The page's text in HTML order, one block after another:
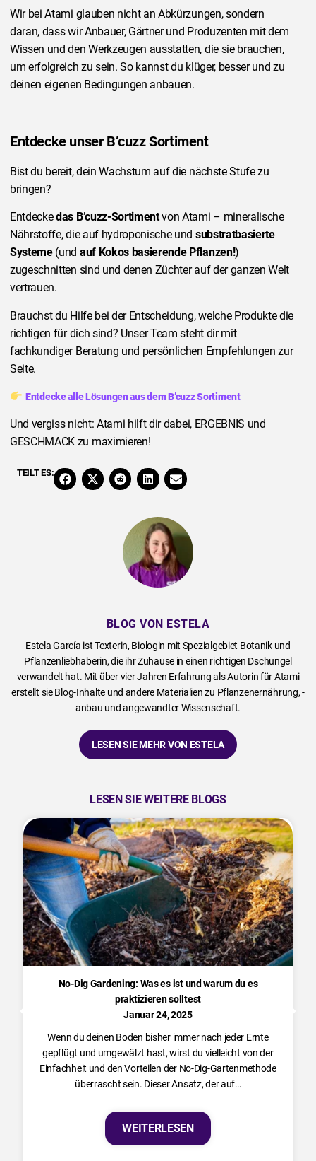
Wir bei Atami glauben nicht an Abkürzungen, sondern
daran, dass wir Anbauer, Gärtner und Produzenten mit dem
Wissen und den Werkzeugen ausstatten, die sie brauchen,
um erfolgreich zu sein. So kannst du klüger, besser und zu
deinen eigenen Bedingungen anbauen.
Entdecke unser B’cuzz Sortiment
Bist du bereit, dein Wachstum auf die nächste Stufe zu
bringen?
Entdeckedas B’cuzz-Sortimentvon Atami – mineralische
Nährstoffe, die auf hydroponische und substratbasierte
Systeme(und auf Kokos basierende Pflanzen!)
zugeschnitten sind und denen Züchter auf der ganzen Welt
vertrauen.
Brauchst du Hilfe bei der Entscheidung, welche Produkte die
richtigen für dich sind? Unser Team steht dir mit
fachkundiger Beratung und persönlichen Empfehlungen zur
Seite.
Entdecke alle Lösungen aus dem B’cuzz Sortiment
Und vergiss nicht: Atami hilft dir dabei, ERGEBNIS und
GESCHMACK zu maximieren!
TEILT ES:
BLOG VON ESTELA
Estela García ist Texterin, Biologin mit Spezialgebiet Botanik und
Pflanzenliebhaberin, die ihr Zuhause in einen richtigen Dschungel
verwandelt hat. Mit über vier Jahren Erfahrung als Autorin für Atami
erstellt sie Blog-Inhalte und andere Materialien zu Pflanzenernährung, -
anbau und angewandter Wissenschaft.
LESEN SIE MEHR VON ESTELA
LESEN SIE WEITERE BLOGS
No-Dig Gardening: Was es ist und warum du es
praktizieren solltest
Januar 24, 2025
Wenn du deinen Boden bisher immer nach jeder Ernte
gepflügt und umgewälzt hast, wirst du vielleicht von der
Einfachheit und den Vorteilen der No-Dig-Gartenmethode
überrascht sein. Dieser Ansatz, der auf…
WEITERLESEN